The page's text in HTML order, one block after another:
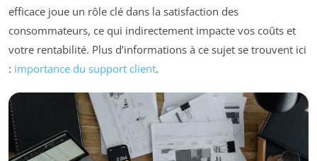
efficace joue un rôle clé dans la satisfaction des
consommateurs, ce qui indirectement impacte vos coûts et
votre rentabilité. Plus d’informations à ce sujet se trouvent ici
: importance du support client.